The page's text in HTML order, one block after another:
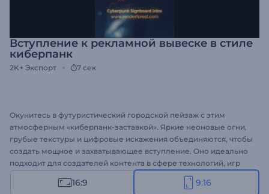
Вступление к рекламной вывеске в стиле
киберпанк
2K+ Экспорт 7 сек
Окунитесь в футуристический городской пейзаж с этим
атмосферным «киберпанк-заставкой». Яркие неоновые огни,
грубые текстуры и цифровые искажения объединяются, чтобы
создать мощное и захватывающее вступление. Оно идеально
подходит для создателей контента в сфере технологий, игр
или всего, что связано с ретро-стилем и футуристической
эстетикой. Настройте вывеску, добавив свой логотип и текст, и
16:9 9:16